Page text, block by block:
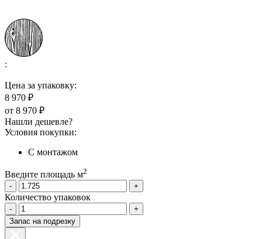
:
Цена за упаковку:
8 970 ₽
от 8 970 ₽
Нашли дешевле?
Условия покупки:
С монтажом
Введите площадь м2
-
+
Количество упаковок
-
+
Запас на подрезку